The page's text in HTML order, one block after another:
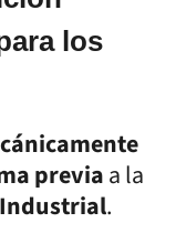
los
previaa la
.